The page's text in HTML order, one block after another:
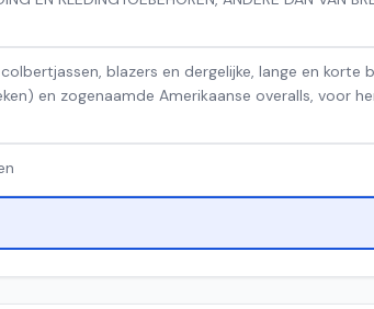
blazers en dergelijke, lange en korte
en zogenaamde Amerikaanse overalls, voor